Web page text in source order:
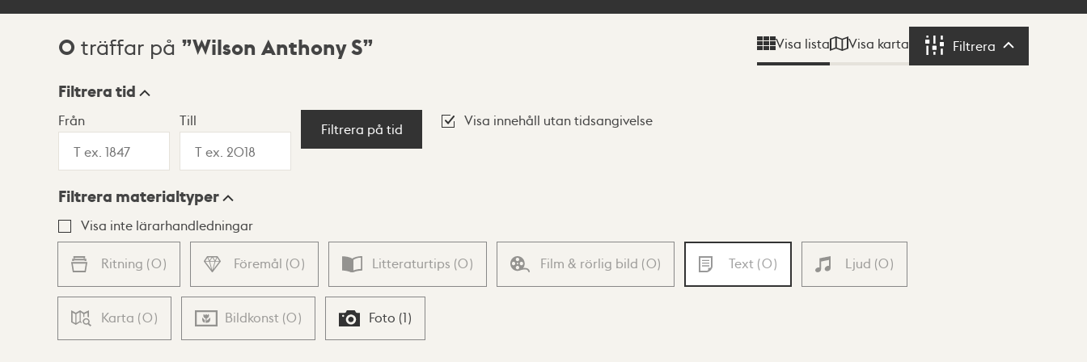
Sökresultat
0 träffar på Wilson Anthony S Visa lista Visa karta Filtrera Filtrera
Visningsläge
Lista Karta
Filtrera tid
Från Till
Filtrera på tid
Visa innehåll utan tidsangivelse
Filtrera materialtyper
Visa inte lärarhandledningar
Ritning (0) Föremål (0) Litteraturtips (0) Film & rörlig bild (0) Text (0) Ljud (0)
Karta (0) Bildkonst (0) Foto (1)